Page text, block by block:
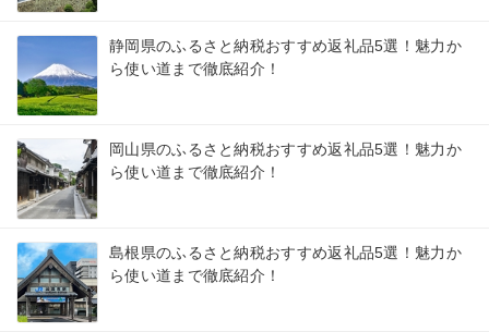
静岡県のふるさと納税おすすめ返礼品5選！魅力か
ら使い道まで徹底紹介！
岡山県のふるさと納税おすすめ返礼品5選！魅力か
ら使い道まで徹底紹介！
島根県のふるさと納税おすすめ返礼品5選！魅力か
ら使い道まで徹底紹介！